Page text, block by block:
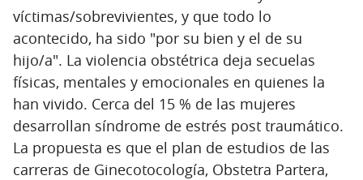
víctimas/sobrevivientes, y que todo lo
acontecido, ha sido "por su bien y el de su
hijo/a". La violencia obstétrica deja secuelas
físicas, mentales y emocionales en quienes la
han vivido. Cerca del 15 % de las mujeres
desarrollan síndrome de estrés post traumático.
La propuesta es que el plan de estudios de las
carreras de Ginecotocología, Obstetra Partera,